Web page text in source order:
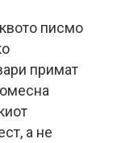
писмо
примат
а не